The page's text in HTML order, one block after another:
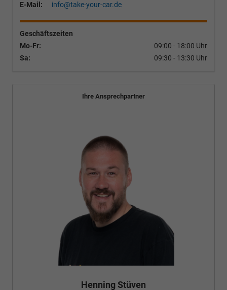
E-Mail:
info@take-your-car.de
Geschäftszeiten
Mo-Fr:
09:00 - 18:00 Uhr
Sa:
09:30 - 13:30 Uhr
Ihre Ansprechpartner
Henning Stüven